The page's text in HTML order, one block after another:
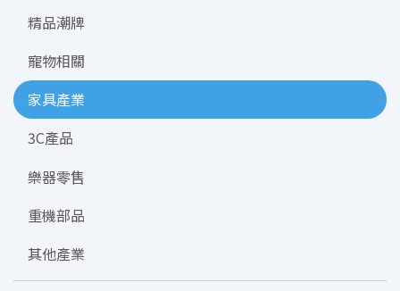
精品潮牌
寵物相關
家具產業
3C產品
樂器零售
重機部品
其他產業